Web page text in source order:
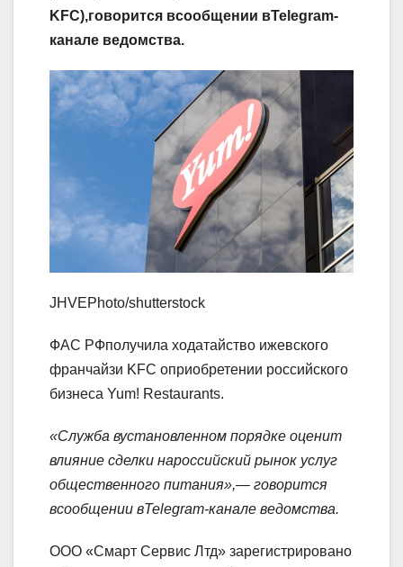
KFC),говорится всообщении вTelegram-
канале ведомства.
JHVEPhoto/shutterstock
ФАС РФполучила ходатайство ижевского
франчайзи KFC оприобретении российского
бизнеса Yum! Restaurants.
«Служба вустановленном порядке оценит
влияние сделки нароссийский рынок услуг
общественного питания»,— говорится
всообщении вTelegram-канале ведомства.
ООО «Смарт Сервис Лтд» зарегистрировано